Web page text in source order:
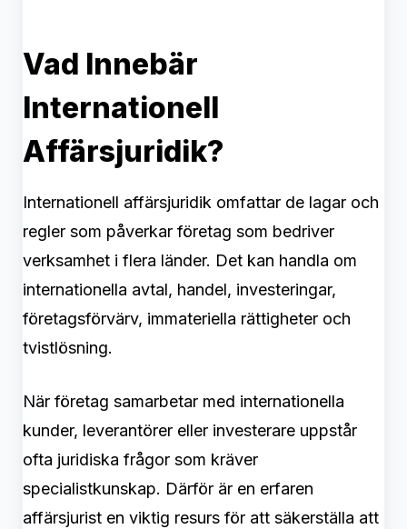
Vad Innebär
Internationell
Affärsjuridik?
Internationell affärsjuridik omfattar de lagar och
regler som påverkar företag som bedriver
verksamhet i flera länder. Det kan handla om
internationella avtal, handel, investeringar,
företagsförvärv, immateriella rättigheter och
tvistlösning.
När företag samarbetar med internationella
kunder, leverantörer eller investerare uppstår
ofta juridiska frågor som kräver
specialistkunskap. Därför är en erfaren
affärsjurist en viktig resurs för att säkerställa att